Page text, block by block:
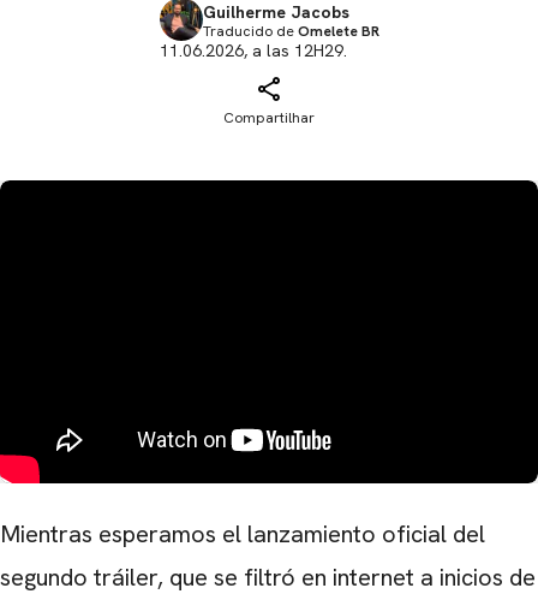
Guilherme Jacobs
Traducido deOmelete BR
11.06.2026, a las 12H29.
Compartilhar
Mientras esperamos el lanzamiento oficial del
segundo tráiler, que se filtró en internet a inicios de